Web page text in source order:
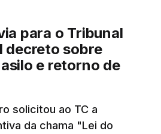
mais justo e transparente".
reduzir burocracias,
e garantir que os apoios
necessita, estaremos a dar
certa", argumenta o
para o Tribunal
decreto sobre
e retorno de
solicitou ao TC a
da chama "Lei do